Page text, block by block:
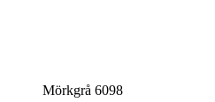
Mörkgrå 6098